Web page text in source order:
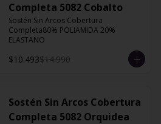
Completa 5082 Cobalto
Sostén Sin Arcos Cobertura
Completa80% POLIAMIDA 20%
ELASTANO
$10.493$14.990
Sostén Sin Arcos Cobertura
Completa 5082 Orquidea